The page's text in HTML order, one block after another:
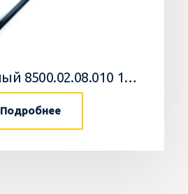
Зуб пружинный 8500.02.08.010 10 Агромастер
Подробнее